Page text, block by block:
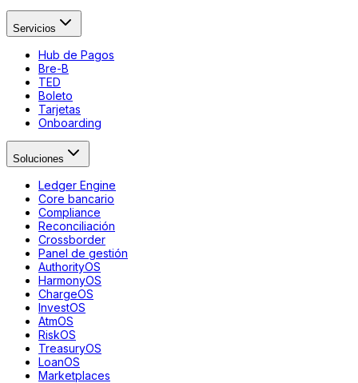
Servicios
Hub de Pagos
Bre-B
TED
Boleto
Tarjetas
Onboarding
Soluciones
Ledger Engine
Core bancario
Compliance
Reconciliación
Crossborder
Panel de gestión
AuthorityOS
HarmonyOS
ChargeOS
InvestOS
AtmOS
RiskOS
TreasuryOS
LoanOS
Marketplaces